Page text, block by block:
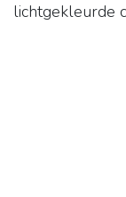
lichtgekleurde